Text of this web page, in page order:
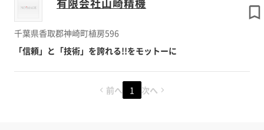
有限会社山崎精機
千葉県香取郡神崎町植房596
「信頼」と「技術」を誇れる!!をモットーに
前へ 1 次へ